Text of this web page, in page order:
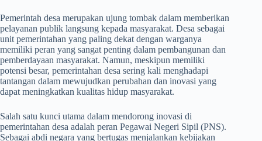
Pemerintah desa merupakan ujung tombak dalam memberikan
pelayanan publik langsung kepada masyarakat. Desa sebagai
unit pemerintahan yang paling dekat dengan warganya
memiliki peran yang sangat penting dalam pembangunan dan
pemberdayaan masyarakat. Namun, meskipun memiliki
potensi besar, pemerintahan desa sering kali menghadapi
tantangan dalam mewujudkan perubahan dan inovasi yang
dapat meningkatkan kualitas hidup masyarakat.
Salah satu kunci utama dalam mendorong inovasi di
pemerintahan desa adalah peran Pegawai Negeri Sipil (PNS).
Sebagai abdi negara yang bertugas menjalankan kebijakan